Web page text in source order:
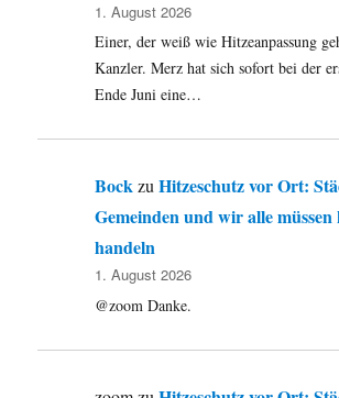
1. August 2026
Einer, der weiß wie Hitzeanpassung
Kanzler. Merz hat sich sofort bei der
Ende Juni eine…
BockzuHitzeschutz vor Ort:
Gemeinden und wir alle müssen
handeln
1. August 2026
@zoom Danke.